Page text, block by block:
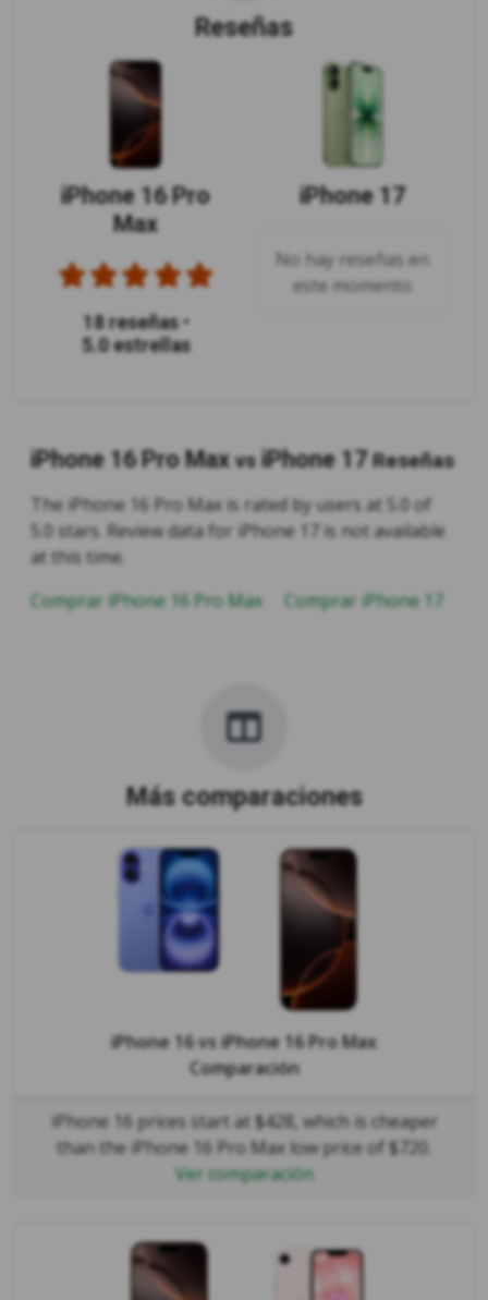
Reseñas
iPhone 16 Pro
Max
18 reseñas •
5.0 estrellas
iPhone 17
No hay reseñas en
este momento
iPhone 16 Pro Max vs iPhone 17 Reseñas
The iPhone 16 Pro Max is rated by users at 5.0 of
5.0 stars. Review data for iPhone 17 is not available
at this time.
Comprar iPhone 16 Pro Max
Comprar iPhone 17
Más comparaciones
iPhone 16vsiPhone 16 Pro Max
Comparación
iPhone 16 prices start at $428, which is cheaper
than the iPhone 16 Pro Max low price of $720.
Ver comparación